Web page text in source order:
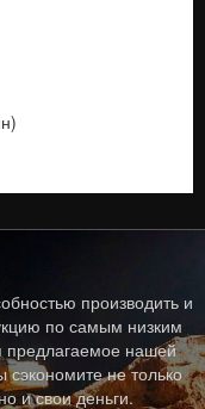
производить и
по самым низким
предлагаемое нашей
не только
и свои деньги.